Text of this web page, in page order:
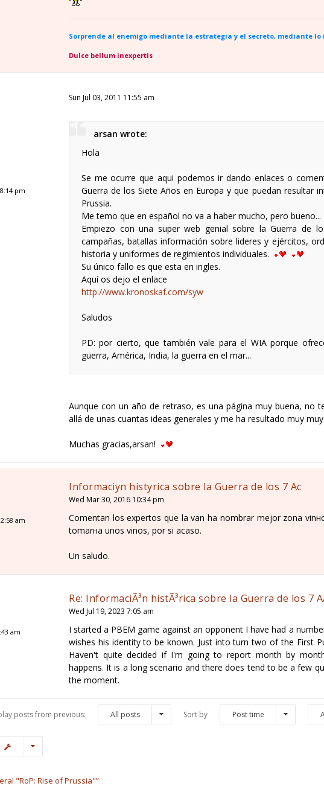
Sorprende al enemigo mediante la estrategia y el secreto, mediante
Dulce bellum inexpertis
pm
Sun Jul 03, 2011 11:55 am
arsan wrote:
Hola
Se me ocurre que aqui podemos ir dando enlaces o
Guerra de los Siete Años en Europa y que puedan resultar
Prussia.
Me temo que en español no va a haber mucho, pero bueno...
Empiezo con una super web genial sobre la Guerra de
campañas, batallas información sobre lideres y ejércitos,
historia y uniformes de regimientos individuales.
Su único fallo es que esta en ingles.
Aquí os dejo el enlace
http://www.kronoskaf.com/syw
Saludos
PD: por cierto, que también vale para el WIA porque
guerra, América, India, la guerra en el mar...
Aunque con un año de retraso, es una página muy buena, no
allá de unas cuantas ideas generales y me ha resultado muy
Muchas gracias,arsan!
am
Informaciуn histуrica sobre la Guerra de los 7 Aс
Wed Mar 30, 2016 10:34 pm
Comentan los expertos que la van ha nombrar mejor zona
tomarнa unos vinos, por si acaso.
Un saludo.
am
Re: InformaciÃ³n histÃ³rica sobre la Guerra de los 7
Wed Jul 19, 2023 7:05 am
I started a PBEM game against an opponent I have had a
wishes his identity to be known. Just into turn two of the First
Haven't quite decided if I'm going to report month by
happens. It is a long scenario and there does tend to be a few
the moment.
posts from previous: All posts Sort by Post time
"RoP: Rise of Prussia"”